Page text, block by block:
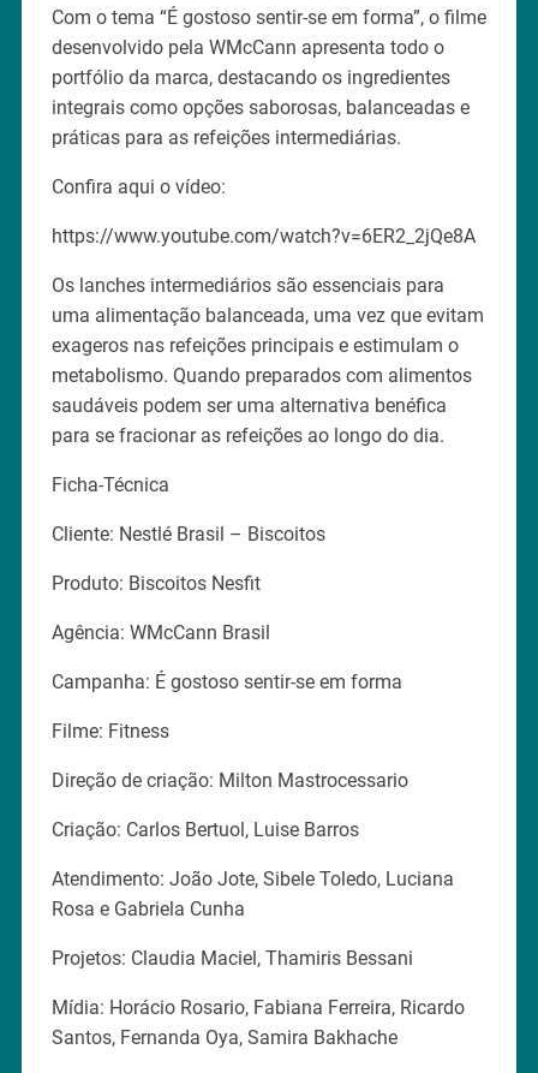
Com o tema “É gostoso sentir-se em forma”, o filme
desenvolvido pela WMcCann apresenta todo o
portfólio da marca, destacando os ingredientes
integrais como opções saborosas, balanceadas e
práticas para as refeições intermediárias.
Confira aqui o vídeo:
https://www.youtube.com/watch?v=6ER2_2jQe8A
Os lanches intermediários são essenciais para
uma alimentação balanceada, uma vez que evitam
exageros nas refeições principais e estimulam o
metabolismo. Quando preparados com alimentos
saudáveis podem ser uma alternativa benéfica
para se fracionar as refeições ao longo do dia.
Ficha-Técnica
Cliente: Nestlé Brasil – Biscoitos
Produto: Biscoitos Nesfit
Agência: WMcCann Brasil
Campanha: É gostoso sentir-se em forma
Filme: Fitness
Direção de criação: Milton Mastrocessario
Criação: Carlos Bertuol, Luise Barros
Atendimento: João Jote, Sibele Toledo, Luciana
Rosa e Gabriela Cunha
Projetos: Claudia Maciel, Thamiris Bessani
Mídia: Horácio Rosario, Fabiana Ferreira, Ricardo
Santos, Fernanda Oya, Samira Bakhache